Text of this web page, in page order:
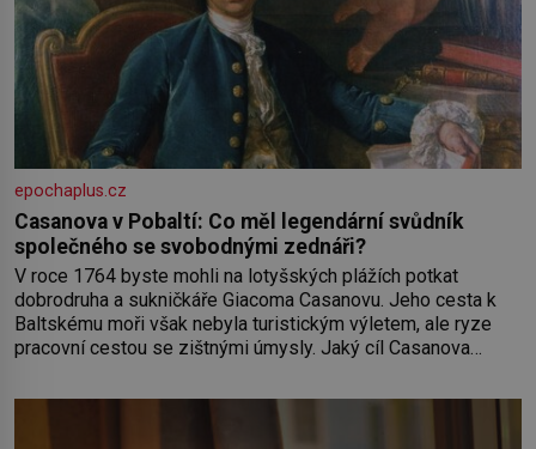
epochaplus.cz
Casanova v Pobaltí: Co měl legendární svůdník
společného se svobodnými zednáři?
V roce 1764 byste mohli na lotyšských plážích potkat
dobrodruha a sukničkáře Giacoma Casanovu. Jeho cesta k
Baltskému moři však nebyla turistickým výletem, ale ryze
pracovní cestou se zištnými úmysly. Jaký cíl Casanova
Rigy? Casanova v Pobaltí kontaktoval tamní zednářské lóže.
Nebyl v této oblasti žádným nováčkem, protože do